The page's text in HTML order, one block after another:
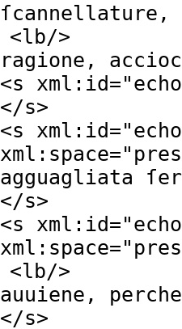
ſcannellature,
<lb/>
ragione,
<s xml:id="
</s>
<s xml:id="
xml:space="
agguagliata
</s>
<s xml:id="
xml:space="
<lb/>
auuiene,
</s>